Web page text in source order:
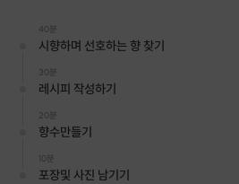
추천해드려요.
40분
시향하며 선호하는 향 찾기
30분
레시피 작성하기
20분
향수만들기
10분
포장및 사진 남기기